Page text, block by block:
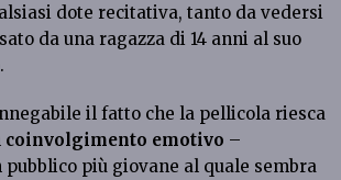
dote recitativa, tanto da vedersi
da una ragazza di 14 anni al suo
il fatto che la pellicola riesca
coinvolgimento emotivo –
più giovane al quale sembra